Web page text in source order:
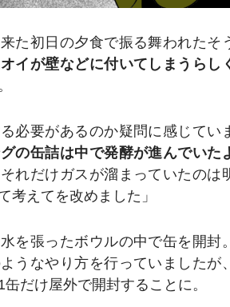
た初日の夕食で振る舞われたそ
イが壁などに付いてしまうらし
必要があるのか疑問に感じてい
の缶詰は中で発酵が進んでいた
れだけガスが溜まっていたのは
考えてを改めました」
を張ったボウルの中で缶を開封
うなやり方を行っていましたが
だけ屋外で開封することに。